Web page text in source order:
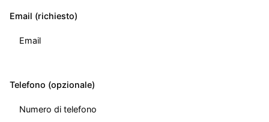
Email (richiesto)
Telefono (opzionale)